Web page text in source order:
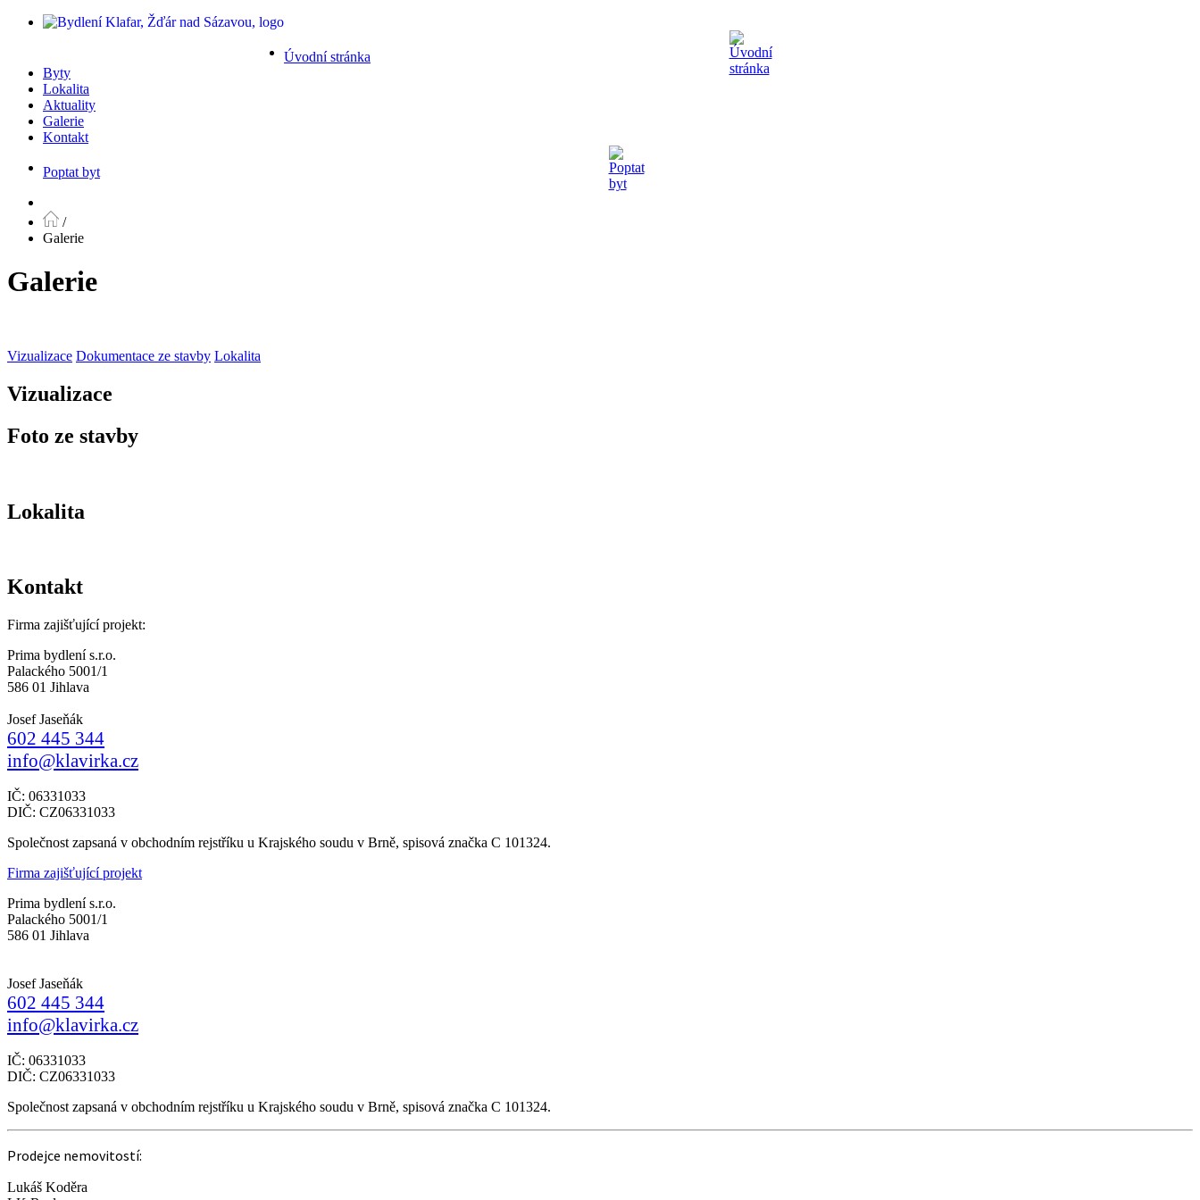
Úvodní stránka
Byty
Lokalita
Aktuality
Galerie
Kontakt
Poptat byt
/
Galerie
Galerie
Vizualizace Dokumentace ze stavby Lokalita
Vizualizace
Foto ze stavby
Lokalita
Kontakt
Firma zajišťující projekt:
Prima bydlení s.r.o.
Palackého 5001/1
586 01 Jihlava
Josef Jaseňák
602 445 344
info@klavirka.cz
IČ: 06331033
DIČ: CZ06331033
Společnost zapsaná v obchodním rejstříku u Krajského soudu v Brně, spisová značka C 101324.
Firma zajišťující projekt
Prima bydlení s.r.o.
Palackého 5001/1
586 01 Jihlava
Josef Jaseňák
602 445 344
info@klavirka.cz
IČ: 06331033
DIČ: CZ06331033
Společnost zapsaná v obchodním rejstříku u Krajského soudu v Brně, spisová značka C 101324.
Prodejce nemovitostí:
Lukáš Koděra